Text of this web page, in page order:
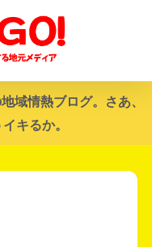
域情熱ブログ。さあ、
キるか。